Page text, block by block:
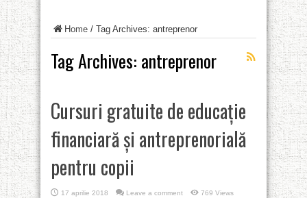
Home / Tag Archives: antreprenor
Tag Archives: antreprenor
Cursuri gratuite de educație
financiară și antreprenorială
pentru copii
17 aprilie 2018 Leave a comment 769 Views